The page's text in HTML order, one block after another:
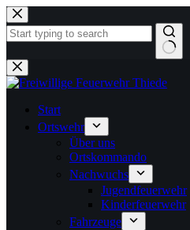
Zum
Inhalt
springen
Keine
Ergebnisse
Start
Ortswehr
Über uns
Ortskommando
Nachwuchs
Jugendfeuerwehr
Kinderfeuerwehr
Fahrzeuge